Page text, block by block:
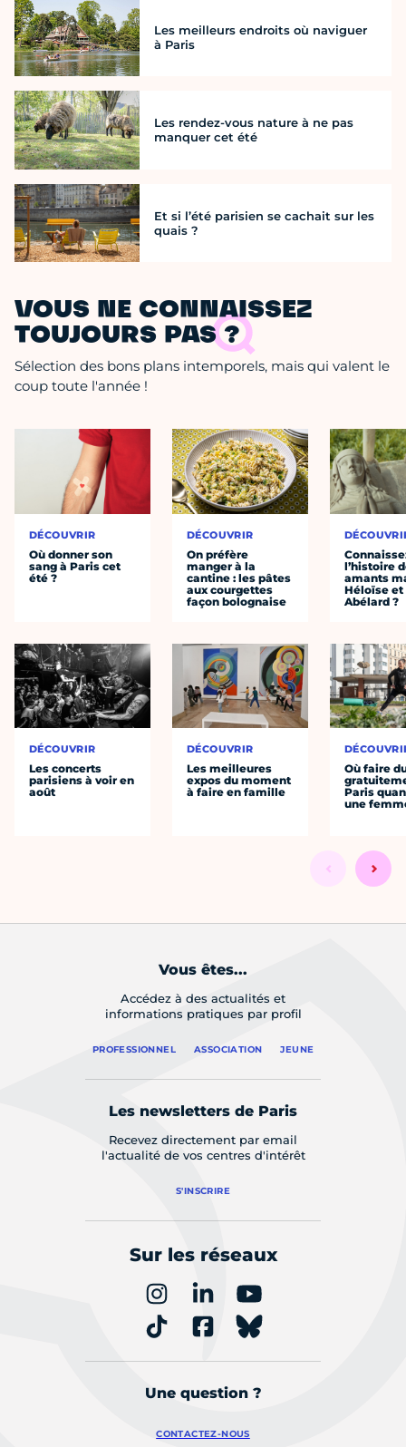
Les meilleurs endroits où naviguer
à Paris
Les rendez-vous nature à ne pas
manquer cet été
Et si l’été parisien se cachait sur les
quais ?
VOUS NE CONNAISSEZ
TOUJOURS PAS ?
Sélection des bons plans intemporels, mais qui valent le
coup toute l'année !
DÉCOUVRIR
Où donner son
sang à Paris cet
été ?
DÉCOUVRIR
Les concerts
parisiens à voir en
août
DÉCOUVRIR
On préfère
manger à la
cantine : les pâtes
aux courgettes
façon bolognaise
DÉCOUVRIR
Les meilleures
expos du moment
à faire en famille
l’histoire
amants
Héloïse et
Abélard ?
Où faire
Paris
une
Vous êtes...
Accédez à des actualités et
informations pratiques par profil
PROFESSIONNEL ASSOCIATION JEUNE
Les newsletters de Paris
Recevez directement par email
l'actualité de vos centres d'intérêt
S'INSCRIRE
Sur les réseaux
Une question ?
CONTACTEZ-NOUS